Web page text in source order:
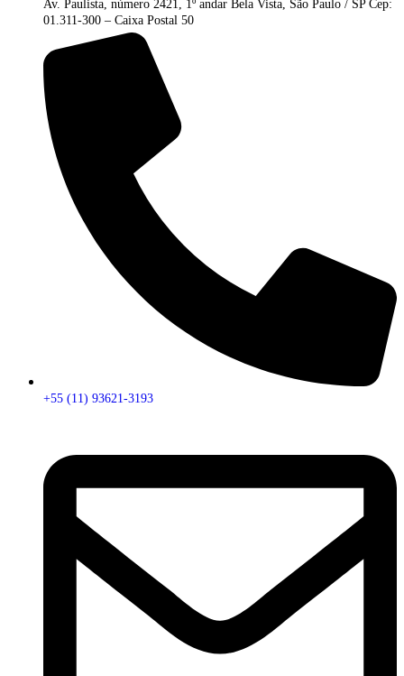
Av. Paulista, número 2421, 1º andar Bela Vista, São Paulo / SP Cep:
01.311-300 – Caixa Postal 50
+55 (11) 93621-3193